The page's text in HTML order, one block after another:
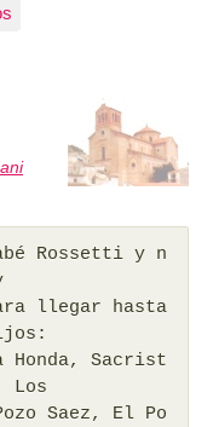
Rossetti y n
llegar hasta
Honda, Sacrist
Los
Saez, El Po